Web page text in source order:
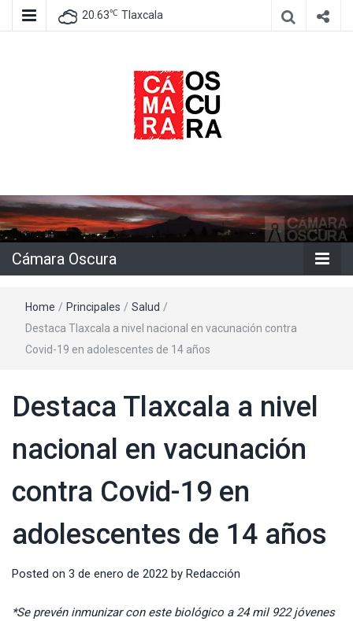
20.63℃ Tlaxcala
Cámara
Oscura
Cámara Oscura
Home / Principales / Salud /
Destaca Tlaxcala a nivel nacional en vacunación contra
Covid-19 en adolescentes de 14 años
Destaca Tlaxcala a nivel
nacional en vacunación
contra Covid-19 en
adolescentes de 14 años
Posted on 3 de enero de 2022 by Redacción
*Se prevén inmunizar con este biológico a 24 mil 922 jóvenes